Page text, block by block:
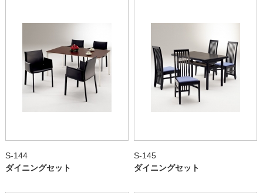
S-144
ダイニングセット
S-145
ダイニングセット